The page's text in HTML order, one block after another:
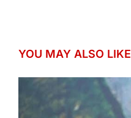
YOU MAY ALSO LIKE